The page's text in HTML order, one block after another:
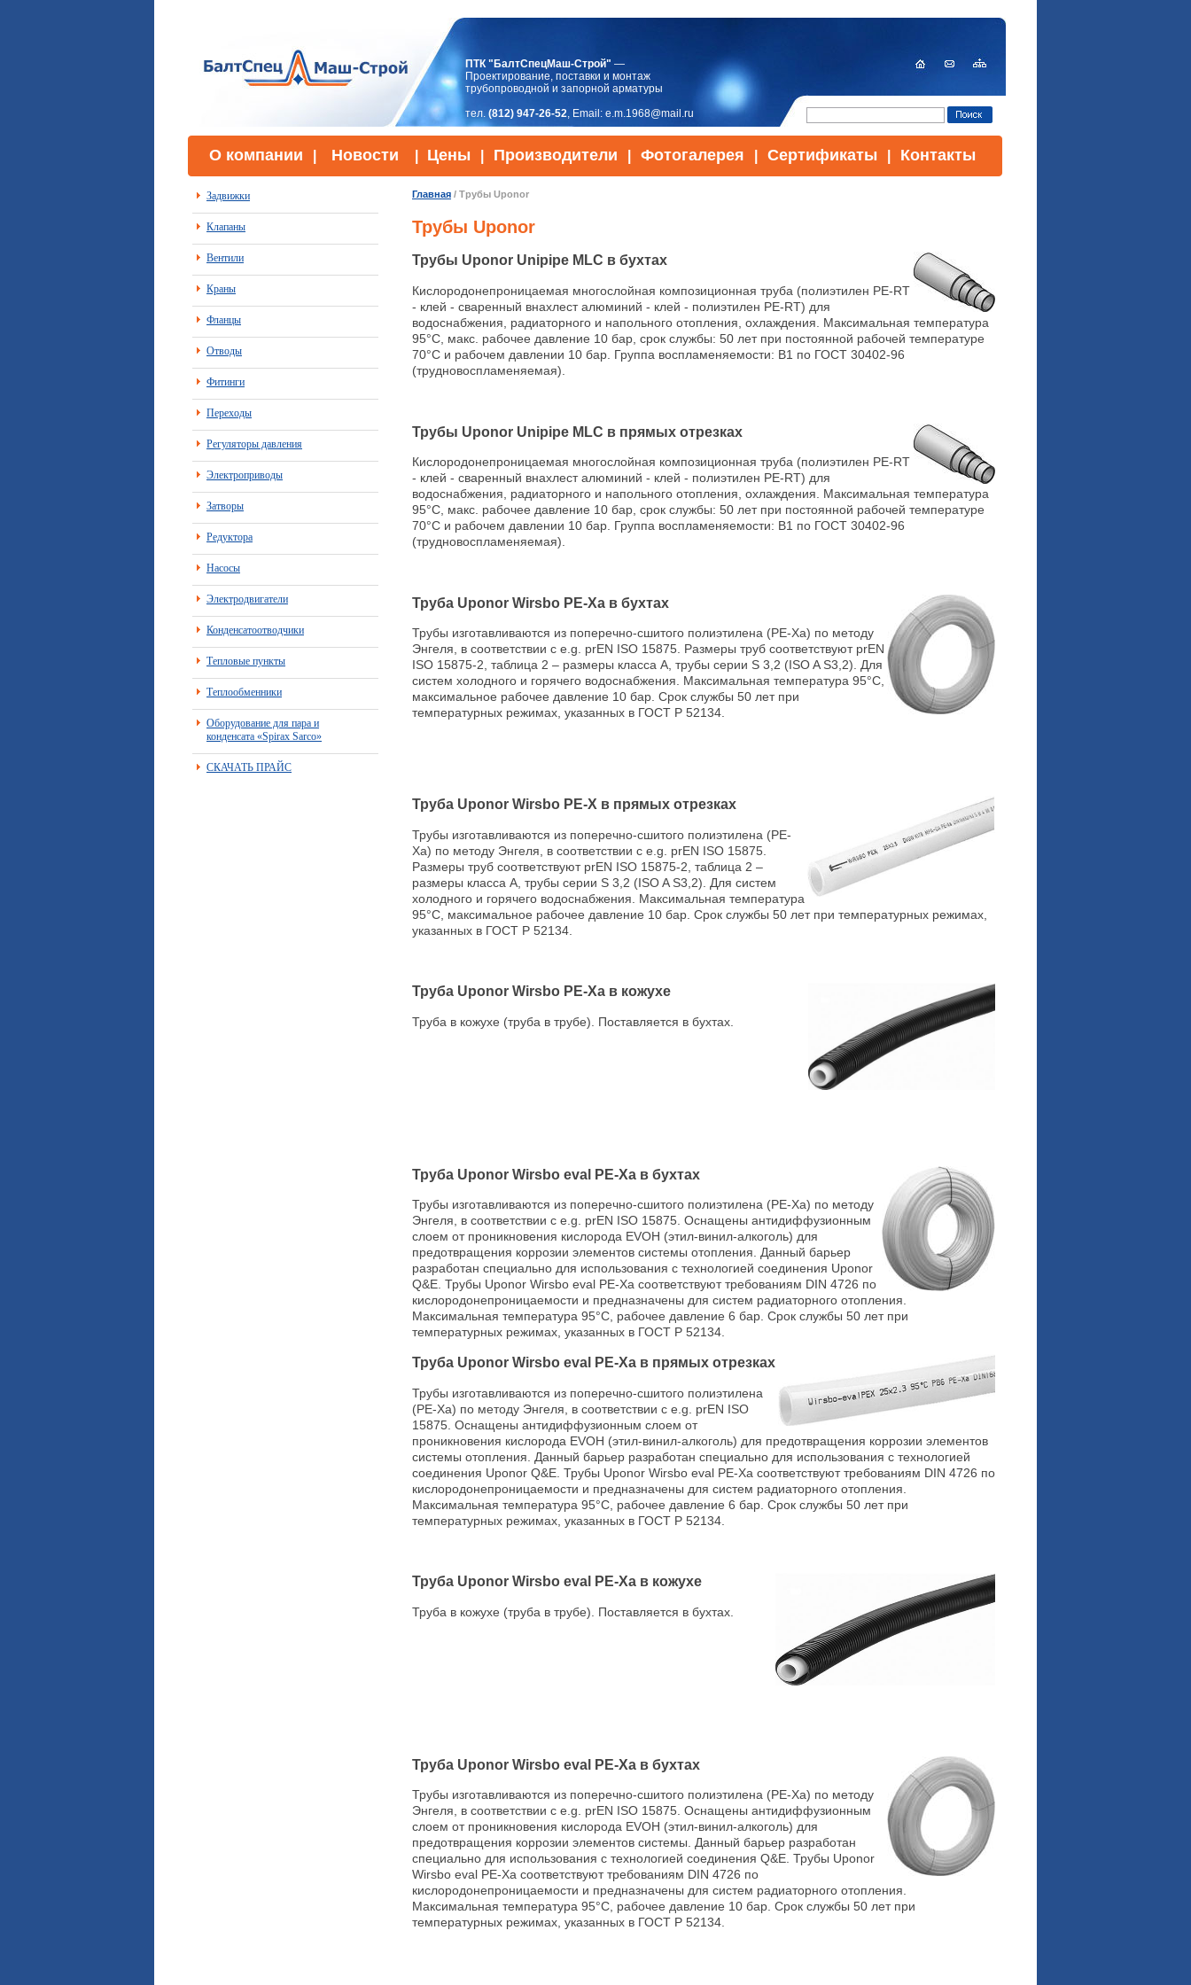
ПТК "БалтСпецМаш-Строй" —
Проектирование, поставки и монтаж
трубопроводной и запорной арматуры
тел. (812) 947-26-52, Email: e.m.1968@mail.ru
О компании Новости Цены Производители Фотогалерея Сертификаты Контакты
Задвижки
Клапаны
Вентили
Краны
Фланцы
Отводы
Фитинги
Переходы
Регуляторы давления
Электроприводы
Затворы
Редуктора
Насосы
Электродвигатели
Конденсатоотводчики
Тепловые пункты
Теплообменники
Оборудование для пара и
конденсата «Spirax Sarco»
СКАЧАТЬ ПРАЙС
Главная / Трубы Uponor
Трубы Uponor
Трубы Uponor Unipipe MLC в бухтах
Кислородонепроницаемая многослойная композиционная труба (полиэтилен PE-RT
- клей - сваренный внахлест алюминий - клей - полиэтилен PE-RT) для
водоснабжения, радиаторного и напольного отопления, охлаждения. Максимальная температура
95°C, макс. рабочее давление 10 бар, срок службы: 50 лет при постоянной рабочей температуре
70°С и рабочем давлении 10 бар. Группа воспламеняемости: В1 по ГОСТ 30402-96
(трудновоспламеняемая).
Трубы Uponor Unipipe MLC в прямых отрезках
Кислородонепроницаемая многослойная композиционная труба (полиэтилен PE-RT
- клей - сваренный внахлест алюминий - клей - полиэтилен PE-RT) для
водоснабжения, радиаторного и напольного отопления, охлаждения. Максимальная температура
95°C, макс. рабочее давление 10 бар, срок службы: 50 лет при постоянной рабочей температуре
70°С и рабочем давлении 10 бар. Группа воспламеняемости: В1 по ГОСТ 30402-96
(трудновоспламеняемая).
Труба Uponor Wirsbo PE-Xa в бухтах
Трубы изготавливаются из поперечно-сшитого полиэтилена (PE-Xa) по методу
Энгеля, в соответствии с e.g. prEN ISO 15875. Размеры труб соответствуют prEN
ISO 15875-2, таблица 2 – размеры класса А, трубы серии S 3,2 (ISO A S3,2). Для
систем холодного и горячего водоснабжения. Максимальная температура 95°С,
максимальное рабочее давление 10 бар. Срок службы 50 лет при
температурных режимах, указанных в ГОСТ Р 52134.
Труба Uponor Wirsbo PE-X в прямых отрезках
Трубы изготавливаются из поперечно-сшитого полиэтилена (PE-
Xa) по методу Энгеля, в соответствии с e.g. prEN ISO 15875.
Размеры труб соответствуют prEN ISO 15875-2, таблица 2 –
размеры класса А, трубы серии S 3,2 (ISO A S3,2). Для систем
холодного и горячего водоснабжения. Максимальная температура
95°С, максимальное рабочее давление 10 бар. Срок службы 50 лет при температурных режимах,
указанных в ГОСТ Р 52134.
Труба Uponor Wirsbo PE-Xa в кожухе
Труба в кожухе (труба в трубе). Поставляется в бухтах.
Труба Uponor Wirsbo eval PE-Xa в бухтах
Трубы изготавливаются из поперечно-сшитого полиэтилена (PE-Xa) по методу
Энгеля, в соответствии с e.g. prEN ISO 15875. Оснащены антидиффузионным
слоем от проникновения кислорода EVOH (этил-винил-алкоголь) для
предотвращения коррозии элементов системы отопления. Данный барьер
разработан специально для использования с технологией соединения Uponor
Q&E. Трубы Uponor Wirsbo eval PE-Xа соответствуют требованиям DIN 4726 по
кислородонепроницаемости и предназначены для систем радиаторного отопления.
Максимальная температура 95°С, рабочее давление 6 бар. Срок службы 50 лет при
температурных режимах, указанных в ГОСТ Р 52134.
Труба Uponor Wirsbo eval PE-Xa в прямых отрезках
Трубы изготавливаются из поперечно-сшитого полиэтилена
(PE-Xa) по методу Энгеля, в соответствии с e.g. prEN ISO
15875. Оснащены антидиффузионным слоем от
проникновения кислорода EVOH (этил-винил-алкоголь) для предотвращения коррозии элементов
системы отопления. Данный барьер разработан специально для использования с технологией
соединения Uponor Q&E. Трубы Uponor Wirsbo eval PE-Xа соответствуют требованиям DIN 4726 по
кислородонепроницаемости и предназначены для систем радиаторного отопления.
Максимальная температура 95°С, рабочее давление 6 бар. Срок службы 50 лет при
температурных режимах, указанных в ГОСТ Р 52134.
Труба Uponor Wirsbo eval PE-Xa в кожухе
Труба в кожухе (труба в трубе). Поставляется в бухтах.
Труба Uponor Wirsbo eval PE-Xa в бухтах
Трубы изготавливаются из поперечно-сшитого полиэтилена (PE-Xa) по методу
Энгеля, в соответствии с e.g. prEN ISO 15875. Оснащены антидиффузионным
слоем от проникновения кислорода EVOH (этил-винил-алкоголь) для
предотвращения коррозии элементов системы. Данный барьер разработан
специально для использования с технологией соединения Q&E. Трубы Uponor
Wirsbo eval PE-Xа соответствуют требованиям DIN 4726 по
кислородонепроницаемости и предназначены для систем радиаторного отопления.
Максимальная температура 95°С, рабочее давление 10 бар. Срок службы 50 лет при
температурных режимах, указанных в ГОСТ Р 52134.